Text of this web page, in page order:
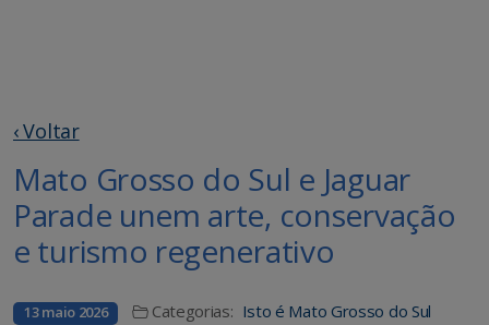
‹ Voltar
Mato Grosso do Sul e Jaguar
Parade unem arte, conservação
e turismo regenerativo
13 maio 2026 Categorias: Isto é Mato Grosso do Sul